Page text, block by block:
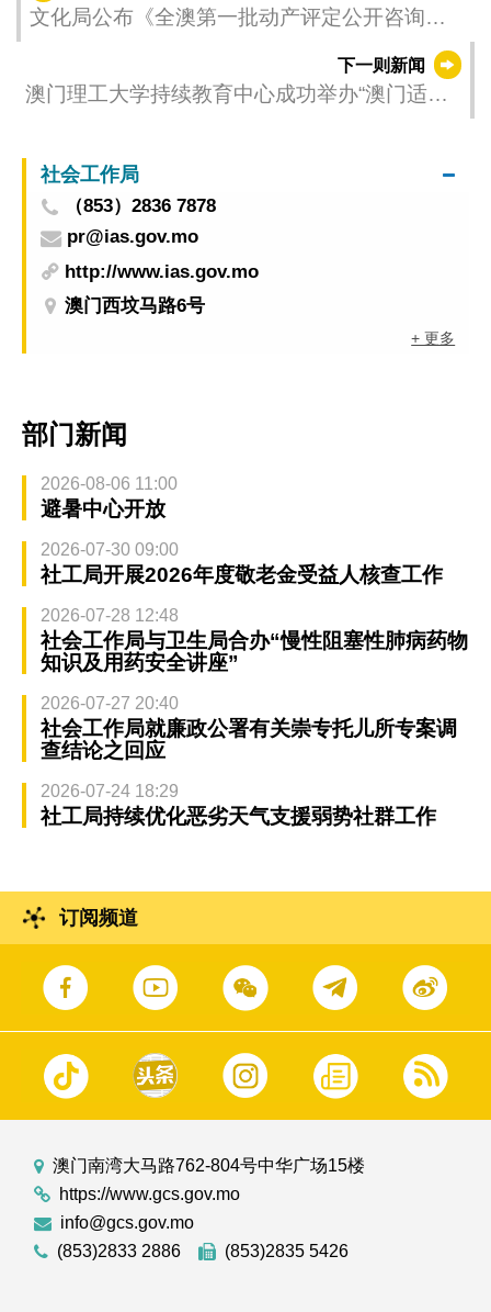
文化局公布《全澳第一批动产评定公开咨询意
下一则新闻
澳门理工大学持续教育中心成功举办“澳门适航
社会工作局
（853）2836 7878
pr@ias.gov.mo
http://www.ias.gov.mo
澳门西坟马路6号
+ 更多
部门新闻
2026-08-06 11:00
避暑中心开放
2026-07-30 09:00
社工局开展2026年度敬老金受益人核查工作
2026-07-28 12:48
社会工作局与卫生局合办“慢性阻塞性肺病药物
知识及用药安全讲座”
2026-07-27 20:40
社会工作局就廉政公署有关崇专托儿所专案调
查结论之回应
2026-07-24 18:29
社工局持续优化恶劣天气支援弱势社群工作
订阅频道
澳门南湾大马路762-804号中华广场15楼
https://www.gcs.gov.mo
info@gcs.gov.mo
(853)2833 2886
(853)2835 5426